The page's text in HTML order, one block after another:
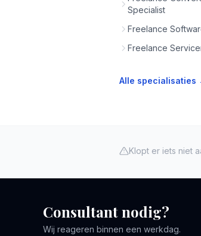
Specialist
Freelance
Freelance
Alle specialisaties
Klopt er iets niet
Consultant nodig?
Wij reageren binnen een werkdag.